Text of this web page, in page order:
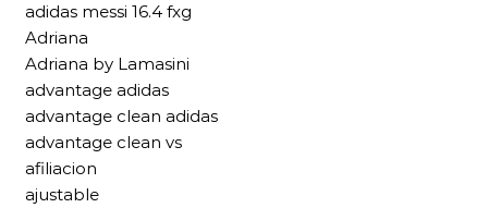
adidas messi 16.4 fxg
Adriana
Adriana by Lamasini
advantage adidas
advantage clean adidas
advantage clean vs
afiliacion
ajustable